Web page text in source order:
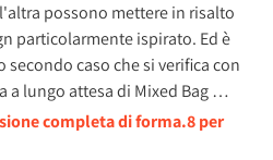
possono mettere in risalto
particolarmente ispirato. Ed è
secondo caso che si verifica con
a lungo attesa di Mixed Bag …
completa di forma.8 per